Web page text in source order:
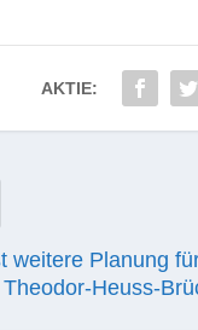
AKTIE:
weitere Planung
Heuss-